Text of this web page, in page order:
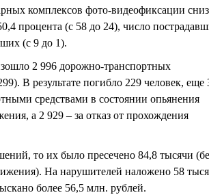
комплексов фото-видеофиксации
процента (с 58 до 24), число
(с 9 до 1).
2 996 дорожно-транспортных
В результате погибло 229 человек, еще
средствами в состоянии опьянения
а 2 929 – за отказ от прохождения
то их было пресечено 84,8 тысячи
На нарушителей наложено 58
более 56,5 млн. рублей.